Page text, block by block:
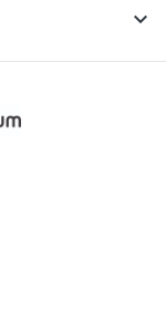
